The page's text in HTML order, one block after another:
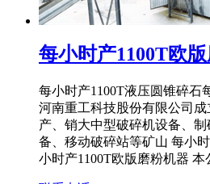
每小时产1100T欧
每小时产1100T液压圆锥碎石
河南重工科技股份有限公司成
产、销大中型破碎机设备、
备、移动破碎站等矿山 每小
小时产1100T欧版磨粉机器 本